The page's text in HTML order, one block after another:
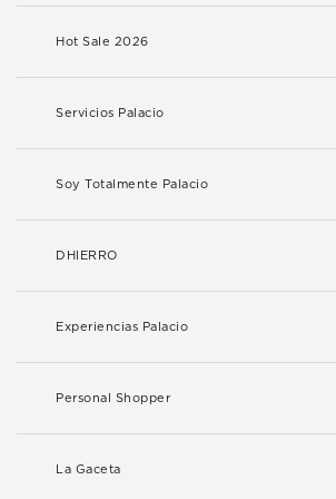
Hot Sale 2026
Servicios Palacio
Soy Totalmente Palacio
DHIERRO
Experiencias Palacio
Personal Shopper
La Gaceta